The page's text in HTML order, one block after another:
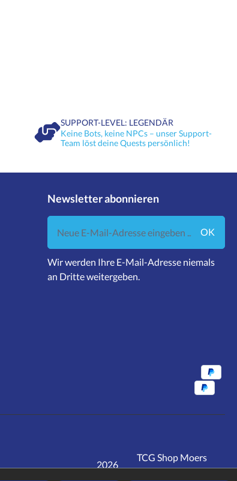
SUPPORT-LEVEL: LEGENDÄR
Keine Bots, keine NPCs – unser Support-
Team löst deine Quests persönlich!
Newsletter abonnieren
Neue E-Mail-Adresse eingeben ...
OK
Wir werden Ihre E-Mail-Adresse niemals
an Dritte weitergeben.
2026
TCG Shop Moers
realisiert mitjd.tec